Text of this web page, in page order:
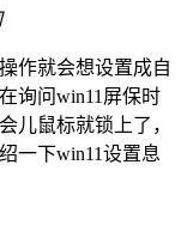
作就会想设置成自
询问win11屏保时
儿鼠标就锁上了，
一下win11设置息